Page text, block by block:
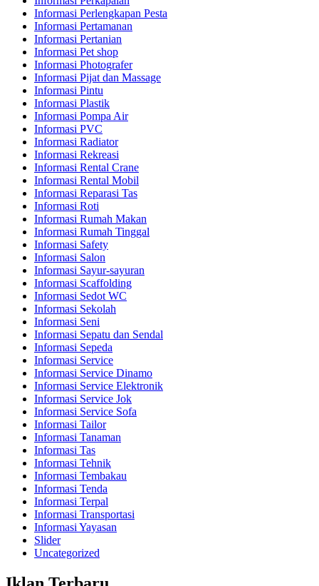
Informasi Perlengkapan Pesta
Informasi Pertamanan
Informasi Pertanian
Informasi Pet shop
Informasi Photografer
Informasi Pijat dan Massage
Informasi Pintu
Informasi Plastik
Informasi Pompa Air
Informasi PVC
Informasi Radiator
Informasi Rekreasi
Informasi Rental Crane
Informasi Rental Mobil
Informasi Reparasi Tas
Informasi Roti
Informasi Rumah Makan
Informasi Rumah Tinggal
Informasi Safety
Informasi Salon
Informasi Sayur-sayuran
Informasi Scaffolding
Informasi Sedot WC
Informasi Sekolah
Informasi Seni
Informasi Sepatu dan Sendal
Informasi Sepeda
Informasi Service
Informasi Service Dinamo
Informasi Service Elektronik
Informasi Service Jok
Informasi Service Sofa
Informasi Tailor
Informasi Tanaman
Informasi Tas
Informasi Tehnik
Informasi Tembakau
Informasi Tenda
Informasi Terpal
Informasi Transportasi
Informasi Yayasan
Slider
Uncategorized